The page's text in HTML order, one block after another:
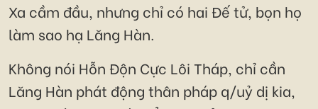
Xa cầm đầu, nhưng chỉ có hai Đế tử, bọn họ
làm sao hạ Lăng Hàn.
Không nói Hỗn Độn Cực Lôi Tháp, chỉ cần
Lăng Hàn phát động thân pháp q/uỷ dị kia,